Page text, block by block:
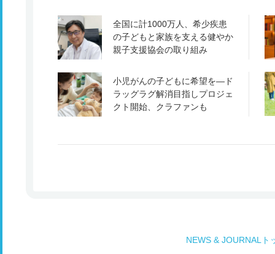
全国に計1000万人、希少疾患
の子どもと家族を支える健やか
親子支援協会の取り組み
小児がんの子どもに希望を―ド
ラッグラグ解消目指しプロジェ
クト開始、クラファンも
NEWS & JOURNALト